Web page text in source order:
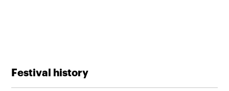
Festival history